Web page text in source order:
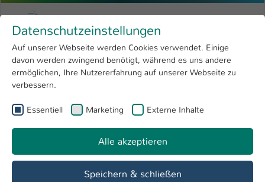
Menu
Research 4
Open submenu
University
International
Skip to main content
University of Applied Sciences
You are here:
Studieninteressierte
Fachbereich
Overview Studieninteressierte Studierende
Datenschutzeinstellungen
Auf unserer Webseite werden Cookies verwendet. Einige
davon werden zwingend benötigt, während es uns andere
ermöglichen, Ihre Nutzererfahrung auf unserer Webseite zu
verbessern.
Essentiell Marketing Externe Inhalte
Alle akzeptieren
Speichern & schließen